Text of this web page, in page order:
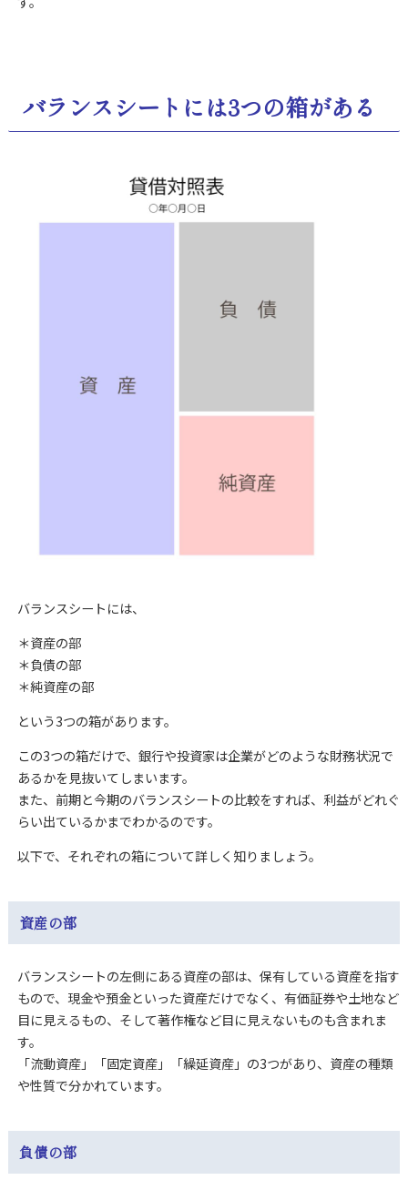
バランスシートには3つの箱がある
バランスシートには、
＊資産の部
＊負債の部
＊純資産の部
という3つの箱があります。
この3つの箱だけで、銀行や投資家は企業がどのような財務状況で
あるかを見抜いてしまいます。
また、前期と今期のバランスシートの比較をすれば、利益がどれぐ
らい出ているかまでわかるのです。
以下で、それぞれの箱について詳しく知りましょう。
資産の部
バランスシートの左側にある資産の部は、保有している資産を指す
もので、 現金や預金といった資産だけでなく、有価証券や土地など
目に見えるもの、そして著作権など目に見えないものも含まれま
す。
「流動資産」「固定資産」「繰延資産」の3つがあり、資産の種類
や性質で分かれています。
負債の部